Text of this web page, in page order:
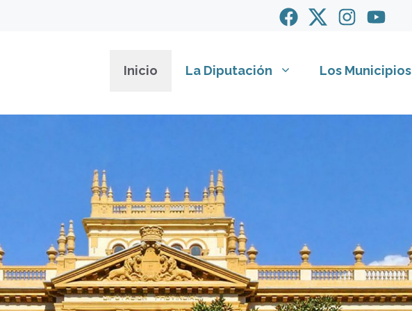
Inicio La Diputación Los Municipios